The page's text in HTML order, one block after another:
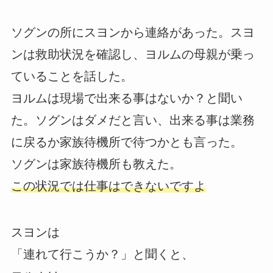
ソグンの所にスヨンから連絡があった。スヨ
ンは救助状況を確認し、ヨルムの母親が乗っ
ていることを話した。
ヨルムは現場で出来る事はないか？と聞い
た。ソグンはダメだと言い、出来る事は業務
に戻るか家族待機所で待つかとも言った。
ソグンは家族待機所も教えた。
この状況では仕事はできないですよ
スヨンは
「連れて行こうか？」と聞くと、